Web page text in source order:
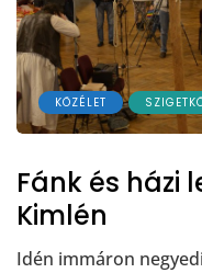
KÖZÉLET
Fánk és házi
Kimlén
Idén immáron